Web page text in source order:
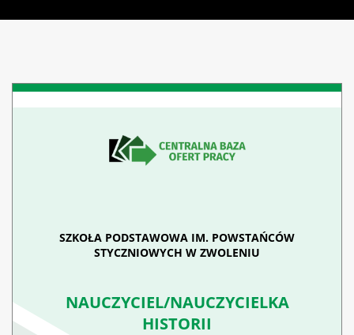
SZKOŁA PODSTAWOWA IM. POWSTAŃCÓW
STYCZNIOWYCH W ZWOLENIU
NAUCZYCIEL/NAUCZYCIELKA
HISTORII